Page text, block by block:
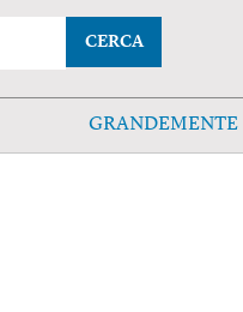
CERCA
GRANDEMENTE